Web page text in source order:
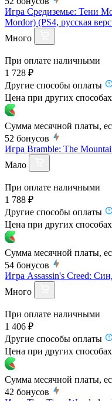
Игра Средиземье: Тени
Mordor) (PS4, русская
Много
При оплате наличными
1 728 ₽
Другие способы оплаты
Цена при других
Сумма месячной платы,
52 бонусов
Игра Bramble: The
Мало
При оплате наличными
1 788 ₽
Другие способы оплаты
Цена при других
Сумма месячной платы,
54 бонусов
Игра Assassin's Creed:
Много
При оплате наличными
1 406 ₽
Другие способы оплаты
Цена при других
Сумма месячной платы,
42 бонусов